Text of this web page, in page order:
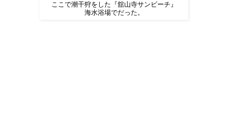
ここで潮干狩をした『舘山寺サンビーチ』
海水浴場でだった。